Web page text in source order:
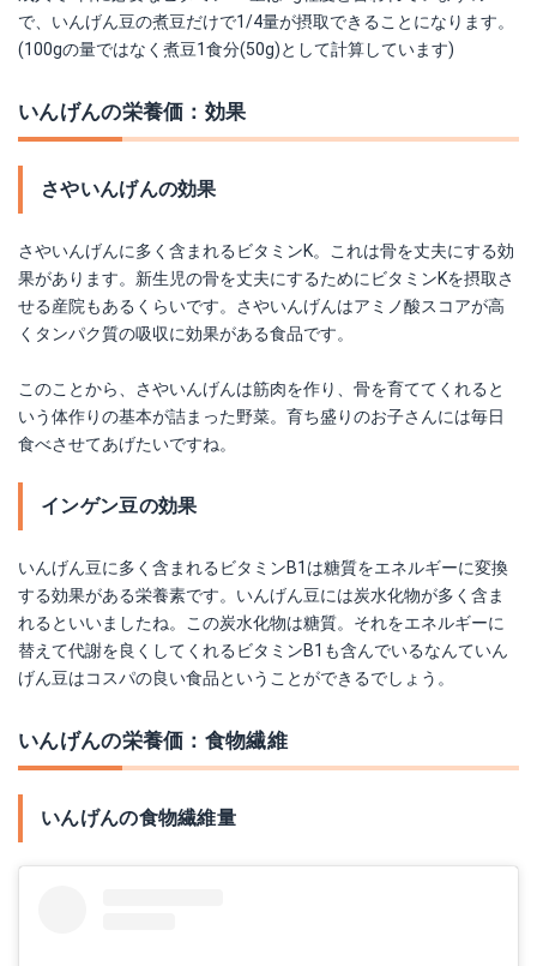
で、いんげん豆の煮豆だけで1/4量が摂取できることになります。
(100gの量ではなく煮豆1食分(50g)として計算しています)
いんげんの栄養価：効果
さやいんげんの効果
さやいんげんに多く含まれるビタミンK。これは骨を丈夫にする効
果があります。新生児の骨を丈夫にするためにビタミンKを摂取さ
せる産院もあるくらいです。さやいんげんはアミノ酸スコアが高
くタンパク質の吸収に効果がある食品です。
このことから、さやいんげんは筋肉を作り、骨を育ててくれると
いう体作りの基本が詰まった野菜。育ち盛りのお子さんには毎日
食べさせてあげたいですね。
インゲン豆の効果
いんげん豆に多く含まれるビタミンB1は糖質をエネルギーに変換
する効果がある栄養素です。いんげん豆には炭水化物が多く含ま
れるといいましたね。この炭水化物は糖質。それをエネルギーに
替えて代謝を良くしてくれるビタミンB1も含んでいるなんていん
げん豆はコスパの良い食品ということができるでしょう。
いんげんの栄養価：食物繊維
いんげんの食物繊維量